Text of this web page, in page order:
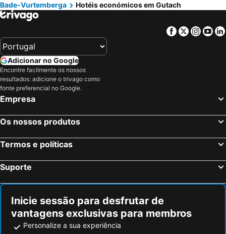
Hotel Grünwinkel
Hotel Adlerschanze
Hotel Zum Ochsen
Bade-Vurtemberga
Hotéis económicos em Gutach
Facebook
Twitter
Adicionar no Google
Encontre facilmente os nossos
resultados: adicione o trivago como
fonte preferencial no Google.
Empresa
Os nossos produtos
Termos e políticas
Suporte
Inicie sessão para desfrutar de
vantagens exclusivas para membros
Personalize a sua experiência